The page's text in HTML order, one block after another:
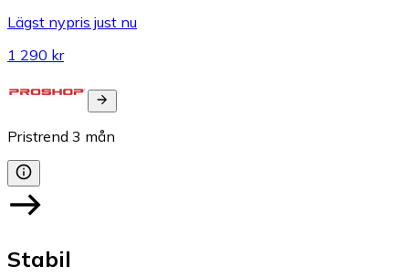
Lägst nypris just nu
1 290 kr
Pristrend 3 mån
Stabil